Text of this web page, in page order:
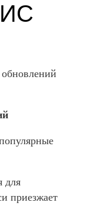
для
приезжает